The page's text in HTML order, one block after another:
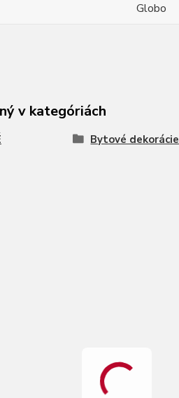
Globo
v kategóriách
Bytové dekorácie